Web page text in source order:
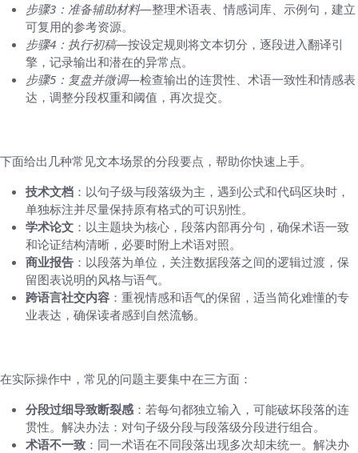
步骤3：准备辅助材料—整理术语表、情感词库、示例句，建立
可复用的参考资源。
步骤4：执行初稿—按设定规则将文本切分，逐段进入翻译引
擎，记录输出和潜在的异常点。
步骤5：复盘并微调—检查输出的连贯性、术语一致性和情感表
达，调整分段权重和阈值，再次提交。
下面给出几种常见文本场景的分段要点，帮助你快速上手。
技术文档 ：以句子级与段落级为主，遇到公式和代码区块时，
单独标注并尽量保持原有格式的可识别性。
学术论文 ：以主题块为核心，段落内部再分句，确保术语一致
和论证结构清晰，必要时附上术语对照。
商业报告 ：以段落为单位，关注数据段落之间的逻辑过渡，保
留图表说明的风格与语气。
跨语言社交内容 ：重视情感和语气的保留，适当简化难懂的专
业表达，确保读者感到自然流畅。
在实际操作中，常见的问题主要集中在三方面：
分段过细导致断裂感 ：若每句都独立输入，可能破坏段落的连
贯性。解决办法：对句子级分段与段落级分段进行组合。
术语不一致 ：同一术语在不同段落出现多次却未统一。解决办